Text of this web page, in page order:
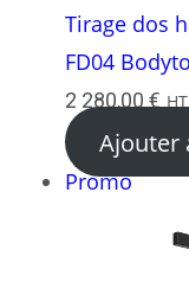
Tirage dos
FD04
2 280,00 € HT
Ajouter
Promo